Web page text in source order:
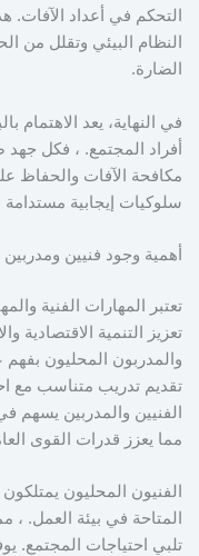
التحكم في أعداد
النظام البيئي وتقلل من
الضارة.
في النهاية، يعد الاهتمام
أفراد المجتمع. ، فكل
مكافحة الآفات والحفاظ
سلوكيات إيجابية مستدامة
أهمية وجود فنيين
تعتبر المهارات الفنية
تعزيز التنمية الاقتصادية
والمدربون المحليون بفهم
تقديم تدريب متناسب مع
الفنيين والمدربين يسهم
مما يعزز قدرات القوى
الفنيون المحليون
المتاحة في بيئة العمل.
تلبي احتياجات المجتمع.